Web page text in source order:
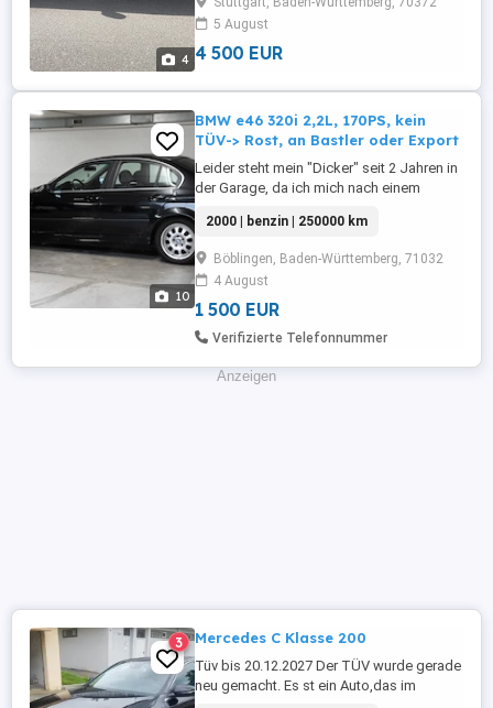
4
5 August
4 500 EUR
10
BMW e46 320i 2,2L, 170PS, kein
TÜV-> Rost, an Bastler oder Export
Leider steht mein "Dicker" seit 2 Jahren in
der Garage, da ich mich nach einem
nicht mehr darum kümmern konnte.
Mittlerweile abgemeldet. Wäre echt
schade drum ihn zu verschrotten.
Gefahren bin ich den Wagen von 2017-
2024 und habe über die Zeit viel Geld
reingesteckt ...
2000 | benzin | 250000 km
Böblingen, Baden-Württemberg, 71032
4 August
1 500 EUR
Verifizierte Telefonnummer
Anzeigen
3 Mercedes C Klasse 200
Tüv bis 20.12.2027 Der TÜV wurde gerade
neu gemacht. Es st ein Auto,das im